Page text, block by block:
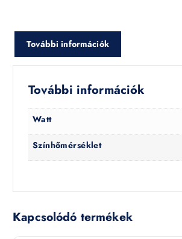
További információk
További információk
Watt
Színhőmérséklet
Kapcsolódó termékek